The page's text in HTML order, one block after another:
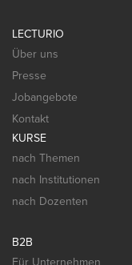
LECTURIO
Über uns
Presse
Jobangebote
Kontakt
KURSE
nach Themen
nach Institutionen
nach Dozenten
B2B